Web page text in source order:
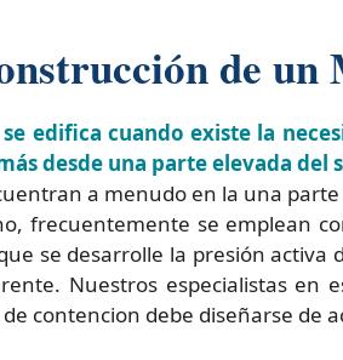
de un
edifica cuando existe la
desde una parte elevada del
a menudo en la una
frecuentemente se emplean
se desarrolle la presión
Nuestros especialistas en
de contencion debe diseñarse de